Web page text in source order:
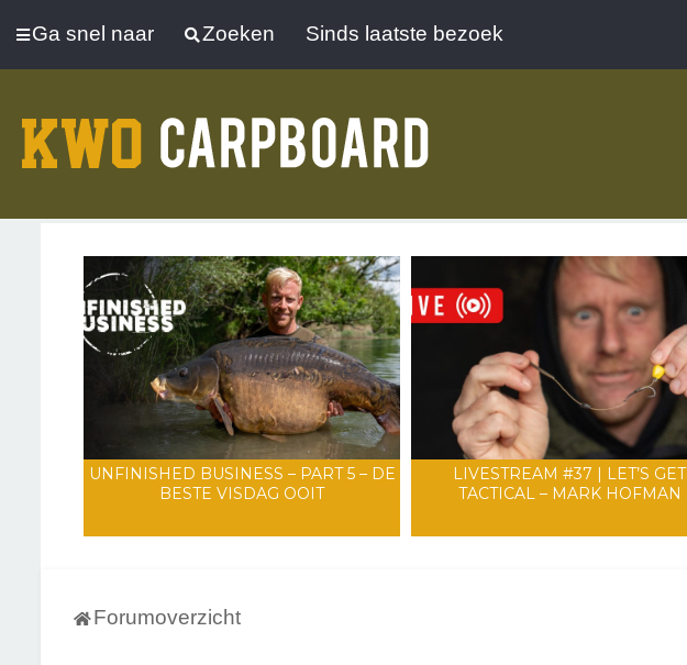
Ga snel naar Zoeken Sinds laatste bezoek
UNFINISHED BUSINESS – PART 5 – DE
BESTE VISDAG OOIT
LIVESTREAM #37 | LET’S GET
TACTICAL – MARK HOFMAN
Forumoverzicht